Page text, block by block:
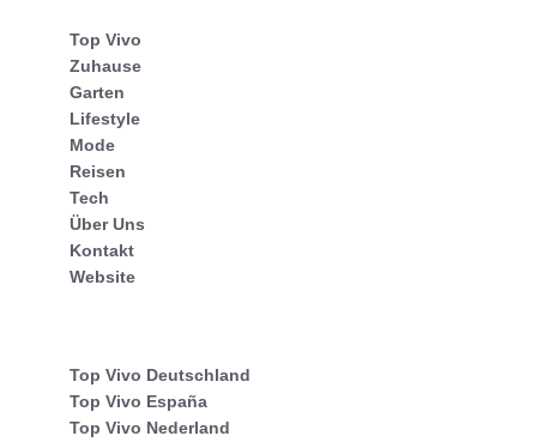
Top Vivo
Zuhause
Garten
Lifestyle
Mode
Reisen
Tech
Über Uns
Kontakt
Website
Top Vivo Deutschland
Top Vivo España
Top Vivo Nederland